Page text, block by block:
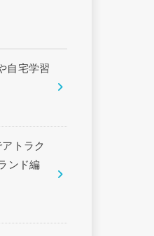
自宅学習
トラク
ンド編